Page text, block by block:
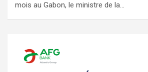
mois au Gabon, le ministre de la…